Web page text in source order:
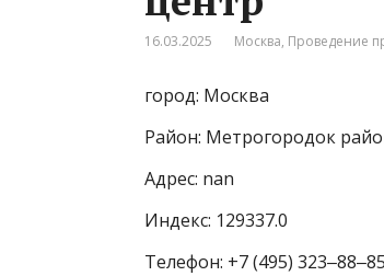
16.03.2025 Москва, Проведение
город: Москва
Район: Метрогородок
Адрес: nan
Индекс: 129337.0
Телефон: +7 (495) 323‒88‒85